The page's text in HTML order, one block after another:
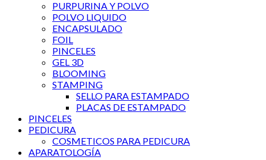
PURPURINA Y POLVO
POLVO LIQUIDO
ENCAPSULADO
FOIL
PINCELES
GEL 3D
BLOOMING
STAMPING
SELLO PARA ESTAMPADO
PLACAS DE ESTAMPADO
PINCELES
PEDICURA
COSMETICOS PARA PEDICURA
APARATOLOGÍA